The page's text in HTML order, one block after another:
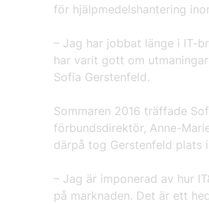
för hjälpmedelshantering
– Jag har jobbat länge i IT-
har varit gott om
Sofia Gerstenfeld.
Sommaren 2016 träffade
förbundsdirektör, Anne-
därpå tog Gerstenfeld plats
– Jag är imponerad av hur
på marknaden. Det är ett